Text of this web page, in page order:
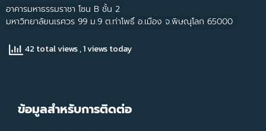
อาคารมหาธรรมราชา โซน B ชั้น 2
มหาวิทยาลัยนเรศวร 99 ม.9 ต.ท่าโพธิ์ อ.เมือง จ.พิษณุโลก 65000
42 total views, 1 views today
ข้อมูลสำหรับการติดต่อ